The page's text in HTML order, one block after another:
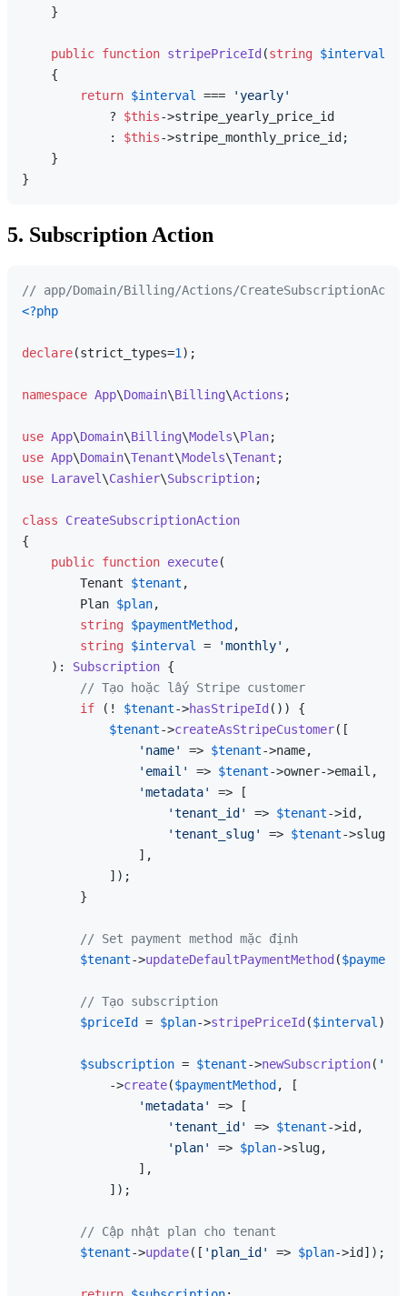
    }
public function stripePriceId (string $interval
{
return $interval ===
'yearly'
            ?
$this->stripe_yearly_price_id
            :
$this->stripe_monthly_price_id;
    }
5. Subscription Action
// app/Domain/Billing/Actions/
<?php
declare(strict_types=1 );
namespace App\Domain\Billing\Actions ;
use App\Domain\Billing\Models\Plan
use App\Domain\Tenant\Models\Tenant
use Laravel \Cashier\Subscription;
class
CreateSubscriptionAction
{
public function execute(
        Tenant
$tenant ,
        Plan
$plan,
string $paymentMethod ,
string $interval = 'monthly' ,
): Subscription {
// Tạo hoặc lấy Stripe customer
if (! $tenant->hasStripeId ()) {
$tenant->createAsStripeCustomer([
'name'
=> $tenant->name,
'email'
=> $tenant->owner->email,
'metadata'
=> [
'tenant_id'
=> $tenant->id,
'tenant_slug'
=> $tenant->slug,
                ],
            ]);
        }
// Set payment method mặc định
$tenant->updateDefaultPaymentMethod (
// Tạo subscription
$priceId
= $plan->stripePriceId ($interval );
$subscription = $tenant->newSubscription(
            ->
create($paymentMethod , [
'metadata'
=> [
'tenant_id'
=> $tenant->id,
'plan'
=> $plan->slug,
                ],
            ]);
// Cập nhật plan cho tenant
$tenant->update([ 'plan_id' => $plan->id]);